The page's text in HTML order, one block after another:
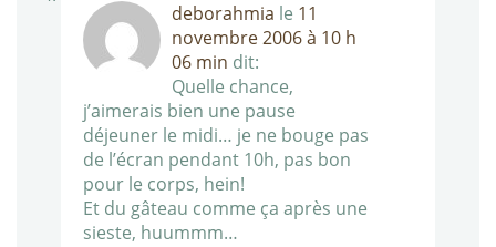
deborahmia le 11
novembre 2006 à 10 h
06 min dit:
Quelle chance,
j’aimerais bien une pause
déjeuner le midi… je ne bouge pas
de l’écran pendant 10h, pas bon
pour le corps, hein!
Et du gâteau comme ça après une
sieste, huummm…